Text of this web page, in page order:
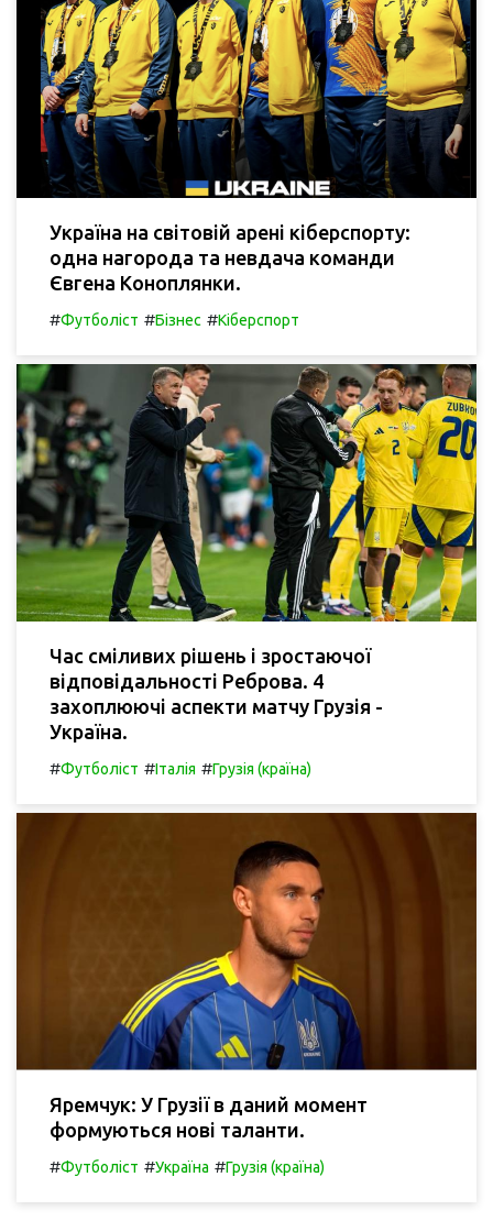
Україна на світовій арені кіберспорту:
одна нагорода та невдача команди
Євгена Коноплянки.
#Футболіст #Бізнес #Кіберспорт
Час сміливих рішень і зростаючої
відповідальності Реброва. 4
захоплюючі аспекти матчу Грузія -
Україна.
#Футболіст #Італія #Грузія (країна)
Яремчук: У Грузії в даний момент
формуються нові таланти.
#Футболіст #Україна #Грузія (країна)